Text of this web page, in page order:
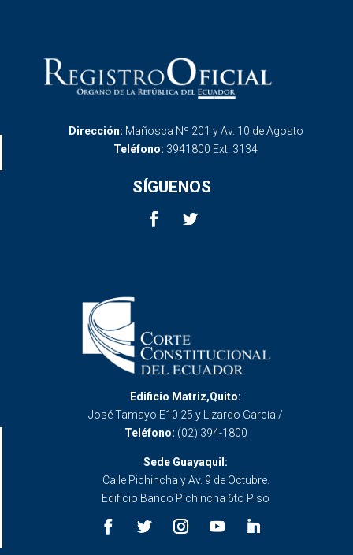
Dirección: Mañosca Nº 201 y Av. 10 de Agosto
Teléfono: 3941800 Ext. 3134
SÍGUENOS
Edificio Matriz,Quito:
José Tamayo E10 25 y Lizardo García /
Teléfono: (02) 394-1800
Sede Guayaquil:
Calle Pichincha y Av. 9 de Octubre.
Edificio Banco Pichincha 6to Piso